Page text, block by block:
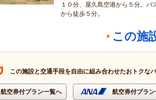
１０分、屋久島空港から５分。バ
から徒歩５分。
この施
この施設と交通手段を自由に組み合わせたおトクな
航空券付プラン一覧へ 航空券付プラ